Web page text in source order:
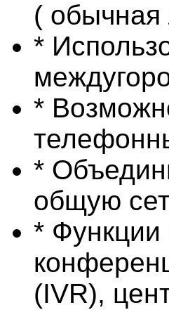
(
*
*
*
общую
* Функции
(IVR),